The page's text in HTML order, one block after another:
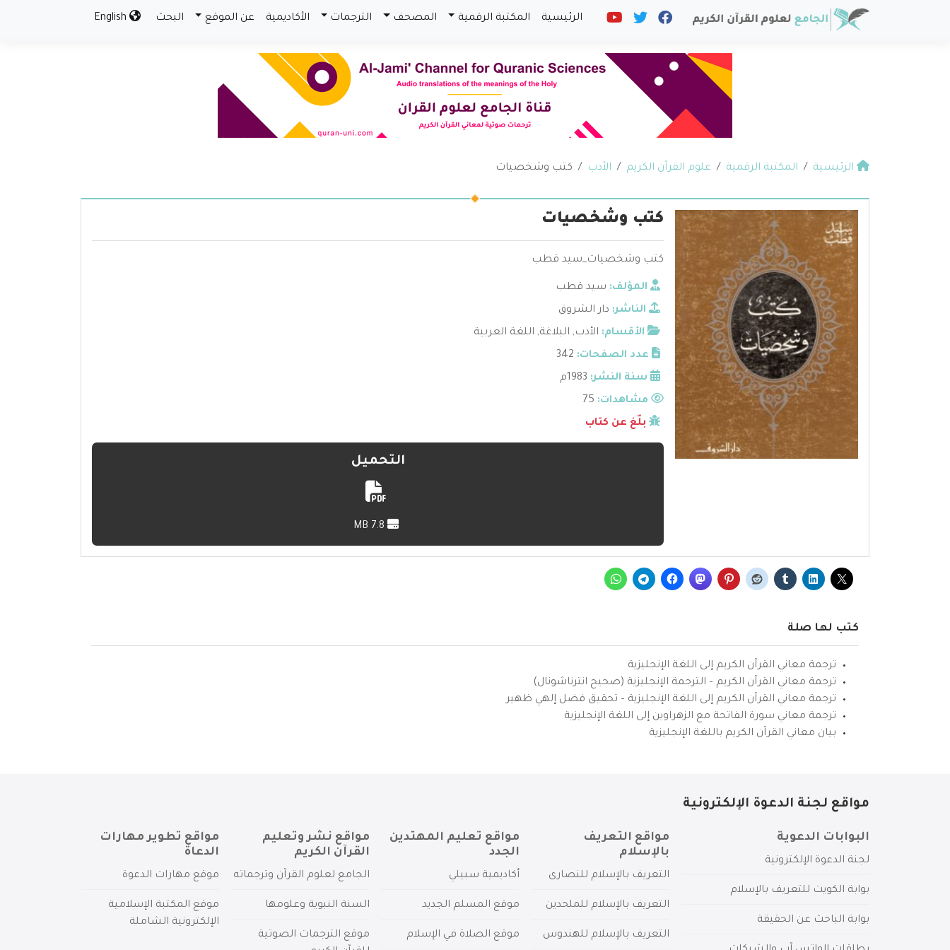
الرئيسية المكتبة الرقمية المصحف الترجمات الأكاديمية عن الموقع البحث
الرئيسية المكتبة الرقمية علوم القرآن الكريم الأدب كتب وشخصيات
كتب وشخصيات
كتب وشخصيات_سيد قطب
المؤلف: سيد قطب
الناشر: دار الشروق
الأقسام: الأدب, البلاغة, اللغة العربية
عدد الصفحات: 342
سنة النشر: 1983م
مشاهدات:
بلّغ عن كتاب
التحميل
كتب لها صلة
ترجمة معاني القرآن الكريم إلى اللغة الإنجليزية
ترجمة معاني القرآن الكريم – الترجمة الإنجليزية (صحيح انترناشونال)
ترجمة معاني القرآن الكريم إلى اللغة الإنجليزية – تحقيق فضل إلهي ظهير
ترجمة معاني سورة الفاتحة مع الزهراوين إلى اللغة الإنجليزية
بيان معاني القرآن الكريم باللغة الإنجليزية
مواقع لجنة الدعوة الإلكترونية
البوابات الدعوية
لجنة الدعوة الإلكترونية
بوابة الكويت للتعريف بالإسلام
بوابة الباحث عن الحقيقة
مواقع التعريف
بالإسلام
التعريف بالإسلام للنصارى
التعريف بالإسلام للملحدين
التعريف بالإسلام للهندوس
مواقع تعليم المهتدين
الجدد
أكاديمية سبيلي
موقع المسلم الجديد
موقع الصلاة في الإسلام
مواقع نشر وتعليم
القرآن الكريم
الجامع لعلوم القرآن وترجماته
السنة النبوية وعلومها
موقع الترجمات الصوتية
مواقع تطوير مهارات
الدعاة
موقع مهارات الدعوة
موقع المكتبة الإسلامية
الإلكترونية الشاملة